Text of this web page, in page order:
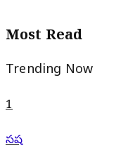
Most Read
Trending Now
1
సష